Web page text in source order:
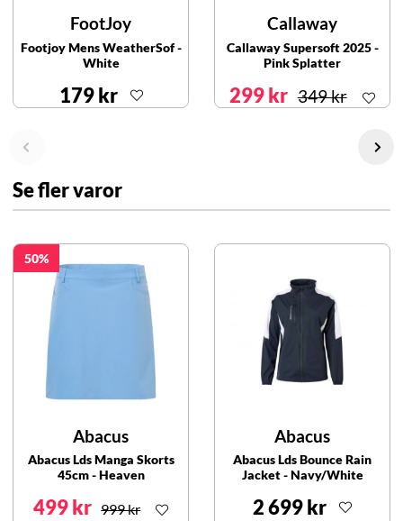
FootJoy
Footjoy Mens WeatherSof -
White
179 kr
Callaway
Callaway Supersoft 2025 -
Pink Splatter
299 kr 349 kr
Se fler varor
50
Abacus
Abacus Lds Manga Skorts
45cm - Heaven
499 kr 999 kr
Abacus
Abacus Lds Bounce Rain
Jacket - Navy/White
2 699 kr